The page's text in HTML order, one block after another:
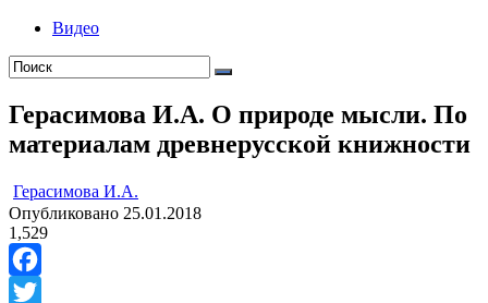
Видео
Герасимова И.А. О природе мысли. По
материалам древнерусской книжности
Герасимова И.А.
Опубликовано 25.01.2018
1,529
Facebook